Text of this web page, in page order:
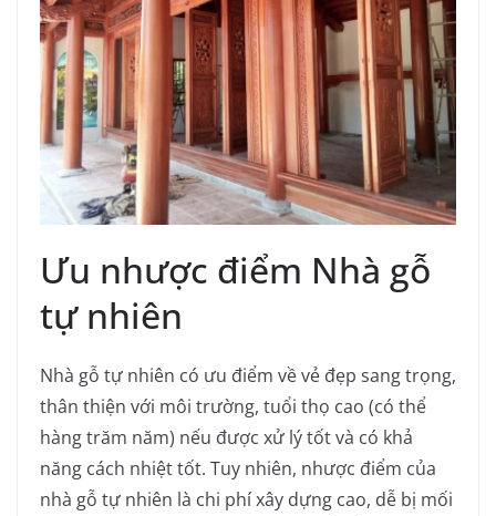
Ưu nhược điểm Nhà gỗ
tự nhiên
Nhà gỗ tự nhiên có ưu điểm về vẻ đẹp sang trọng,
thân thiện với môi trường, tuổi thọ cao (có thể
hàng trăm năm) nếu được xử lý tốt và có khả
năng cách nhiệt tốt. Tuy nhiên, nhược điểm của
nhà gỗ tự nhiên là chi phí xây dựng cao, dễ bị mối